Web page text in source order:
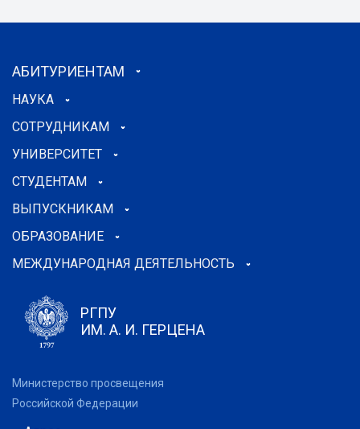
АБИТУРИЕНТАМ
НАУКА
СОТРУДНИКАМ
УНИВЕРСИТЕТ
СТУДЕНТАМ
ВЫПУСКНИКАМ
ОБРАЗОВАНИЕ
МЕЖДУНАРОДНАЯ ДЕЯТЕЛЬНОСТЬ
РГПУ
ИМ. А. И. ГЕРЦЕНА
Министерство просвещения
Российской Федерации